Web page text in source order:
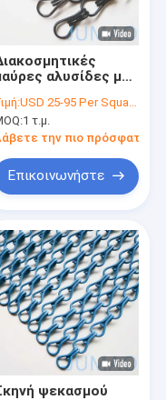
χάλυβα
αλυσίδες με
Screen
USD 25-95 Per Square Meter
1 τ.μ.
την πιο πρόσφατη
Επικοινωνήστε
ψεκασμού